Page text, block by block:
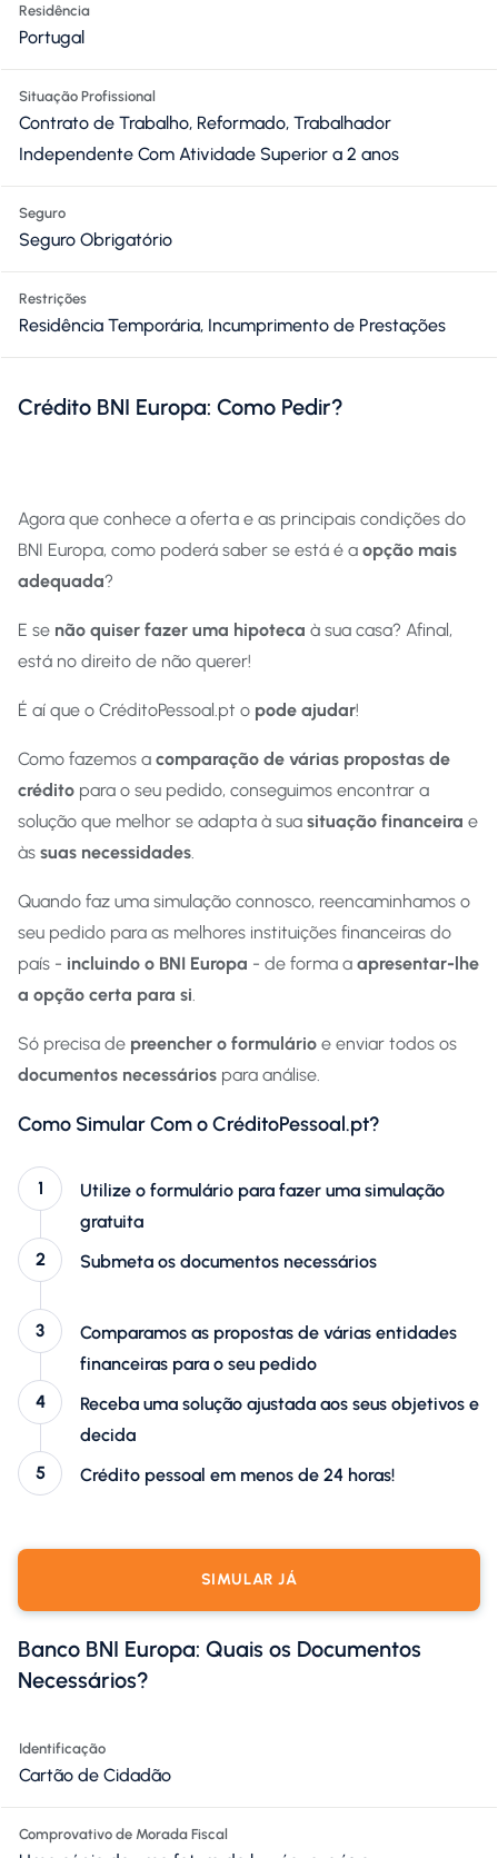
Residência
Portugal
Situação Profissional
Contrato de Trabalho, Reformado, Trabalhador
Independente Com Atividade Superior a 2 anos
Seguro
Seguro Obrigatório
Restrições
Residência Temporária, Incumprimento de Prestações
Crédito BNI Europa: Como Pedir?
Agora que conhece a oferta e as principais condições do
BNI Europa, como poderá saber se está é a opção mais
adequada?
E se não quiser fazer uma hipoteca à sua casa? Afinal,
está no direito de não querer!
É aí que o CréditoPessoal.pt o pode ajudar!
Como fazemos a comparação de várias propostas de
crédito para o seu pedido, conseguimos encontrar a
solução que melhor se adapta à sua situação financeira e
às suas necessidades
Quando faz uma simulação connosco, reencaminhamos o
seu pedido para as melhores instituições financeiras do
país - incluindo o BNI Europa - de forma a apresentar-lhe
a opção certa para si
Só precisa de preencher o formulário e enviar todos os
documentos necessários para análise.
Como Simular Com o CréditoPessoal.pt?
Utilize o formulário para fazer uma simulação
gratuita
Submeta os documentos necessários
Comparamos as propostas de várias entidades
financeiras para o seu pedido
Receba uma solução ajustada aos seus objetivos e
decida
Crédito pessoal em menos de 24 horas!
SIMULAR JÁ
Banco BNI Europa: Quais os Documentos
Necessários?
Identificação
Cartão de Cidadão
Comprovativo de Morada Fiscal